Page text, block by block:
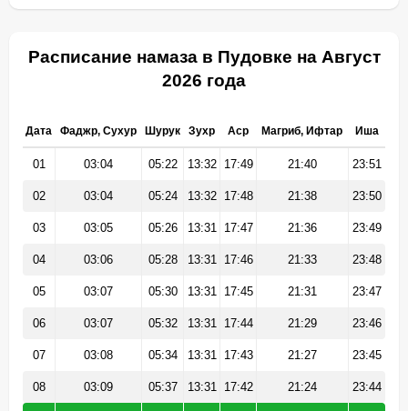
Расписание намаза в Пудовке на Август
2026 года
Дата Фаджр, Сухур Шурук Зухр Аср Магриб, Ифтар Иша
01 03:04 05:22 13:32 17:49 21:40 23:51
02 03:04 05:24 13:32 17:48 21:38 23:50
03 03:05 05:26 13:31 17:47 21:36 23:49
04 03:06 05:28 13:31 17:46 21:33 23:48
05 03:07 05:30 13:31 17:45 21:31 23:47
06 03:07 05:32 13:31 17:44 21:29 23:46
07 03:08 05:34 13:31 17:43 21:27 23:45
08 03:09 05:37 13:31 17:42 21:24 23:44